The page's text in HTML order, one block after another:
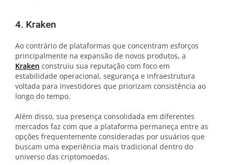
4. Kraken
Ao contrário de plataformas que concentram esforços
principalmente na expansão de novos produtos, a
Kraken construiu sua reputação com foco em
estabilidade operacional, segurança e infraestrutura
voltada para investidores que priorizam consistência ao
longo do tempo.
Além disso, sua presença consolidada em diferentes
mercados faz com que a plataforma permaneça entre as
opções frequentemente consideradas por usuários que
buscam uma experiência mais tradicional dentro do
universo das criptomoedas.